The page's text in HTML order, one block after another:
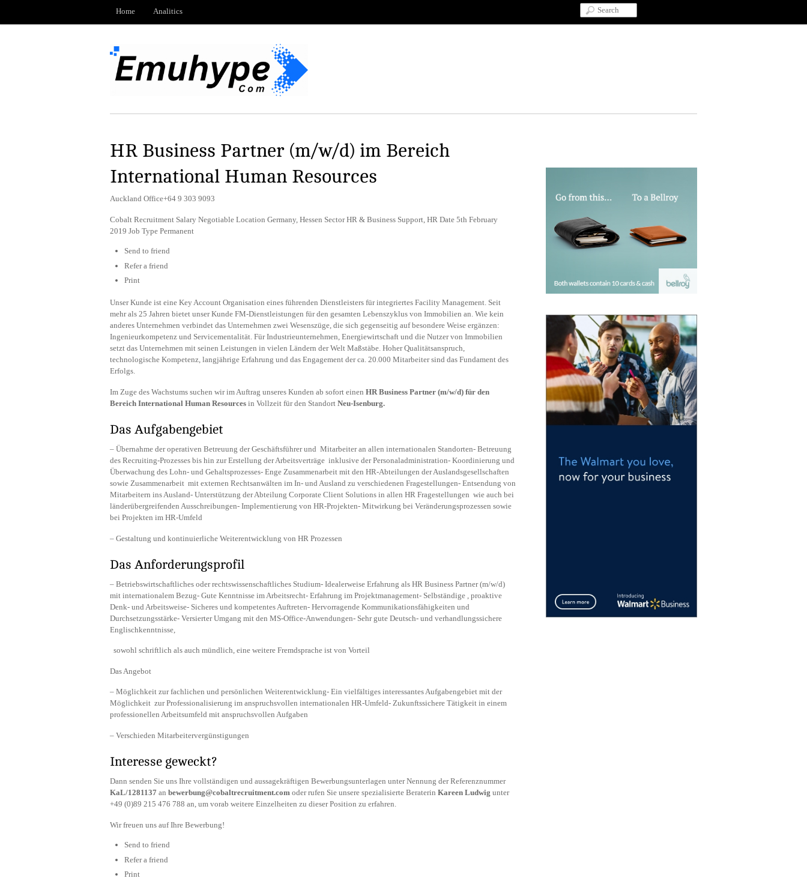
Home Analitics
HR Business Partner (m/w/d) im Bereich
International Human Resources
Auckland Office+64 9 303 9093
Cobalt Recruitment Salary Negotiable Location Germany, Hessen Sector HR & Business Support, HR Date 5th February
2019 Job Type Permanent
Send to friend
Refer a friend
Print
Unser Kunde ist eine Key Account Organisation eines führenden Dienstleisters für integriertes Facility Management. Seit
mehr als 25 Jahren bietet unser Kunde FM-Dienstleistungen für den gesamten Lebenszyklus von Immobilien an. Wie kein
anderes Unternehmen verbindet das Unternehmen zwei Wesenszüge, die sich gegenseitig auf besondere Weise ergänzen:
Ingenieurkompetenz und Servicementalität. Für Industrieunternehmen, Energiewirtschaft und die Nutzer von Immobilien
setzt das Unternehmen mit seinen Leistungen in vielen Ländern der Welt Maßstäbe. Hoher Qualitätsanspruch,
technologische Kompetenz, langjährige Erfahrung und das Engagement der ca. 20.000 Mitarbeiter sind das Fundament des
Erfolgs.
Im Zuge des Wachstums suchen wir im Auftrag unseres Kunden ab sofort einen HR Business Partner (m/w/d) für den
Bereich International Human Resources in Vollzeit für den Standort Neu-Isenburg.
Das Aufgabengebiet
– Übernahme der operativen Betreuung der Geschäftsführer und Mitarbeiter an allen internationalen Standorten- Betreuung
des Recruiting-Prozesses bis hin zur Erstellung der Arbeitsverträge inklusive der Personaladministration- Koordinierung und
Überwachung des Lohn- und Gehaltsprozesses- Enge Zusammenarbeit mit den HR-Abteilungen der Auslandsgesellschaften
sowie Zusammenarbeit mit externen Rechtsanwälten im In- und Ausland zu verschiedenen Fragestellungen- Entsendung von
Mitarbeitern ins Ausland- Unterstützung der Abteilung Corporate Client Solutions in allen HR Fragestellungen wie auch bei
länderübergreifenden Ausschreibungen- Implementierung von HR-Projekten- Mitwirkung bei Veränderungsprozessen sowie
bei Projekten im HR-Umfeld
– Gestaltung und kontinuierliche Weiterentwicklung von HR Prozessen
Das Anforderungsprofil
– Betriebswirtschaftliches oder rechtswissenschaftliches Studium- Idealerweise Erfahrung als HR Business Partner (m/w/d)
mit internationalem Bezug- Gute Kenntnisse im Arbeitsrecht- Erfahrung im Projektmanagement- Selbständige , proaktive
Denk- und Arbeitsweise- Sicheres und kompetentes Auftreten- Hervorragende Kommunikationsfähigkeiten und
Durchsetzungsstärke- Versierter Umgang mit den MS-Office-Anwendungen- Sehr gute Deutsch- und verhandlungssichere
Englischkenntnisse,
sowohl schriftlich als auch mündlich, eine weitere Fremdsprache ist von Vorteil
Das Angebot
– Möglichkeit zur fachlichen und persönlichen Weiterentwicklung- Ein vielfältiges interessantes Aufgabengebiet mit der
Möglichkeit zur Professionalisierung im anspruchsvollen internationalen HR-Umfeld- Zukunftssichere Tätigkeit in einem
professionellen Arbeitsumfeld mit anspruchsvollen Aufgaben
– Verschieden Mitarbeitervergünstigungen
Interesse geweckt?
Dann senden Sie uns Ihre vollständigen und aussagekräftigen Bewerbungsunterlagen unter Nennung der Referenznummer
KaL/1281137 an bewerbung@cobaltrecruitment.com oder rufen Sie unsere spezialisierte Beraterin Kareen Ludwig unter
+49 (0)89 215 476 788 an, um vorab weitere Einzelheiten zu dieser Position zu erfahren.
Wir freuen uns auf Ihre Bewerbung!
Send to friend
Refer a friend
Print